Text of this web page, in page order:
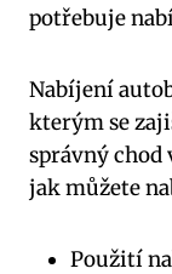
potřebuje
Nabíjení
kterým ‍se
správný chod
jak ‌můžete‍
Použití